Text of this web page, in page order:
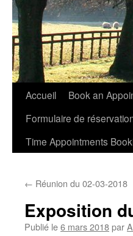
Aller
contenu
Accueil Book an
Formulaire de
Time Appointments
← Réunion du 02-03-2018
Exposition
Publié le6 mars 2018par